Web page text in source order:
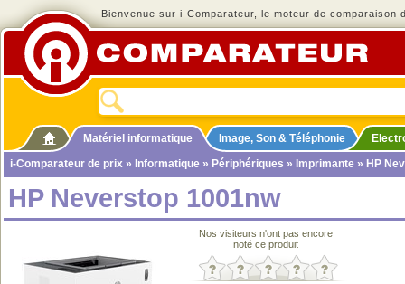
Bienvenue sur i-Comparateur, le moteur de comparaison
Matériel informatique Image, Son & Téléphonie
i-Comparateur de prix » Informatique » Périphériques » Imprimante » HP
HP Neverstop 1001nw
Nos visiteurs n'ont pas encore
noté ce produit